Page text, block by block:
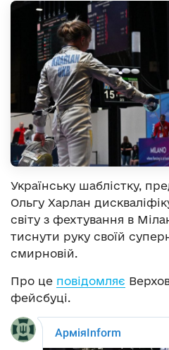
Українську шаблістку,
Ольгу Харлан
світу з фехтування в
тиснути руку своїй
смирновій.
Про це повідомляє
фейсбуці.